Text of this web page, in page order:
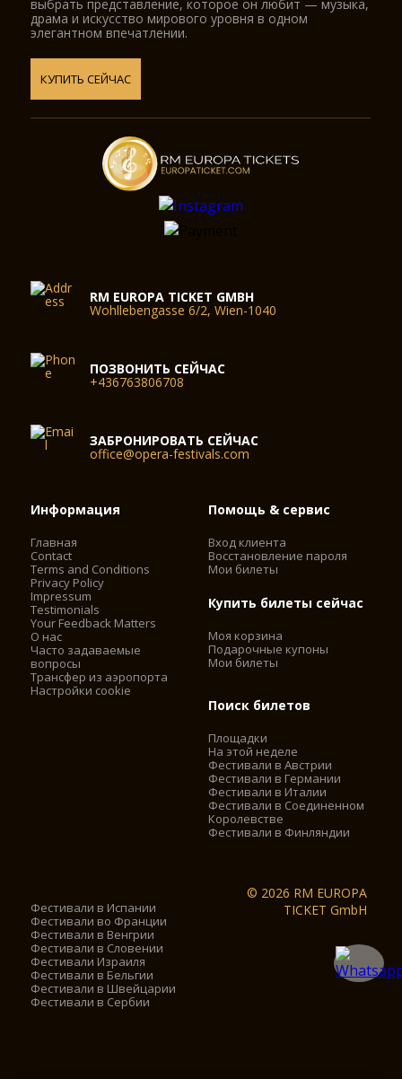
выбрать представление, которое он любит — музыка,
драма и искусство мирового уровня в одном
элегантном впечатлении.
КУПИТЬ СЕЙЧАС
RM EUROPA TICKET GMBH
Wohllebengasse 6/2, Wien-1040
ПОЗВОНИТЬ СЕЙЧАС
+436763806708
ЗАБРОНИРОВАТЬ СЕЙЧАС
office@opera-festivals.com
Информация
Главная
Contact
Terms and Conditions
Privacy Policy
Impressum
Testimonials
Your Feedback Matters
О нас
Часто задаваемые
вопросы
Трансфер из аэропорта
Настройки cookie
Помощь & сервис
Вход клиента
Восстановление пароля
Мои билеты
Купить билеты сейчас
Моя корзина
Подарочные купоны
Мои билеты
Поиск билетов
Площадки
На этой неделе
Фестивали в Австрии
Фестивали в Германии
Фестивали в Италии
Фестивали в Соединенном
Королевстве
Фестивали в Финляндии
Фестивали в Испании
Фестивали во Франции
Фестивали в Венгрии
Фестивали в Словении
Фестивали Израиля
Фестивали в Бельгии
Фестивали в Швейцарии
Фестивали в Сербии
© 2026 RM EUROPA
TICKET GmbH